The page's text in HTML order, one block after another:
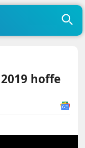
hoffe